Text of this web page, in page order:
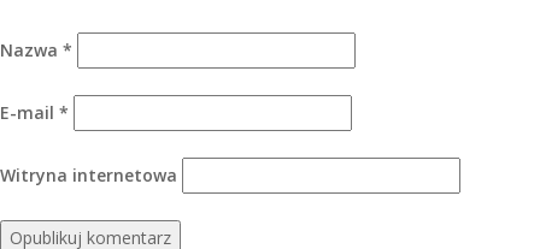
Nazwa *
E-mail *
Witryna internetowa